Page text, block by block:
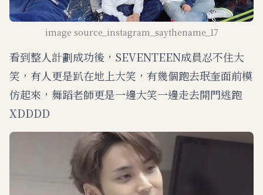
image source_instagram_saythename_17
看到整人計劃成功後，SEVENTEEN成員忍不住大
笑，有人更是趴在地上大笑，有幾個跑去珉奎面前模
仿起來，舞蹈老師更是一邊大笑一邊走去開門逃跑
XDDDD